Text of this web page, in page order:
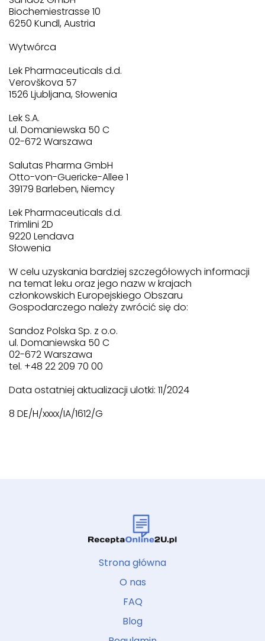
Biochemiestrasse 10
6250 Kundl, Austria
Wytwórca
Lek Pharmaceuticals d.d.
Verovškova 57
1526 Ljubljana, Słowenia
Lek S.A.
ul. Domaniewska 50 C
02-672 Warszawa
Salutas Pharma GmbH
Otto-von-Guericke-Allee 1
39179 Barleben, Niemcy
Lek Pharmaceuticals d.d.
Trimlini 2D
9220 Lendava
Słowenia
W celu uzyskania bardziej szczegółowych informacji
na temat leku oraz jego nazw w krajach
członkowskich Europejskiego Obszaru
Gospodarczego należy zwrócić się do:
Sandoz Polska Sp. z o.o.
ul. Domaniewska 50 C
02-672 Warszawa
tel. +48 22 209 70 00
Data ostatniej aktualizacji ulotki: 11/2024
8 DE/H/xxxx/IA/1612/G
Strona główna
O nas
FAQ
Blog